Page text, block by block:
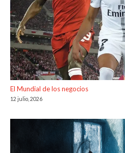
El Mundial de los negocios
12 julio, 2026